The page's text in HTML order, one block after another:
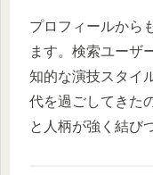
プロフィールから
ます。検索ユーザ
知的な演技スタイ
代を過ごしてきた
と人柄が強く結び